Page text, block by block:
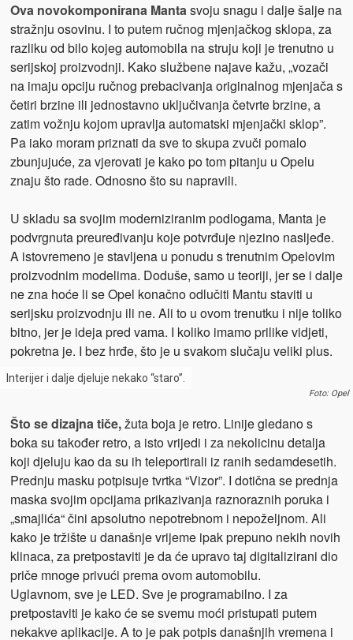
Ova novokomponirana Mantasvoju snagu i dalje šalje na
stražnju osovinu. I to putem ručnog mjenjačkog sklopa, za
razliku od bilo kojeg automobila na struju koji je trenutno u
serijskoj proizvodnji. Kako službene najave kažu, „vozači
na imaju opciju ručnog prebacivanja originalnog mjenjača s
četiri brzine ili jednostavno uključivanja četvrte brzine, a
zatim vožnju kojom upravlja automatski mjenjački sklop”.
Pa iako moram priznati da sve to skupa zvuči pomalo
zbunjujuće, za vjerovati je kako po tom pitanju u Opelu
znaju što rade. Odnosno što su napravili.
U skladu sa svojim moderniziranim podlogama, Manta je
podvrgnuta preuređivanju koje potvrđuje njezino nasljeđe.
A istovremeno je stavljena u ponudu s trenutnim Opelovim
proizvodnim modelima. Doduše, samo u teoriji, jer se i dalje
ne zna hoće li se Opel konačno odlučiti Mantu staviti u
serijsku proizvodnju ili ne. Ali to u ovom trenutku i nije toliko
bitno, jer je ideja pred vama. I koliko imamo prilike vidjeti,
pokretna je. I bez hrđe, što je u svakom slučaju veliki plus.
Interijer i dalje djeluje nekako “staro”.
Foto: Opel
Što se dizajna tiče,žuta boja je retro. Linije gledano s
boka su također retro, a isto vrijedi i za nekolicinu detalja
koji djeluju kao da su ih teleportirali iz ranih sedamdesetih.
Prednju masku potpisuje tvrtka “Vizor”. I dotična se prednja
maska svojim opcijama prikazivanja raznoraznih poruka i
„smajlića“ čini apsolutno nepotrebnom i nepoželjnom. Ali
kako je tržište u današnje vrijeme ipak prepuno nekih novih
klinaca, za pretpostaviti je da će upravo taj digitalizirani dio
priče mnoge privući prema ovom automobilu.
Uglavnom, sve je LED. Sve je programabilno. I za
pretpostaviti je kako će se svemu moći pristupati putem
nekakve aplikacije. A to je pak potpis današnjih vremena i